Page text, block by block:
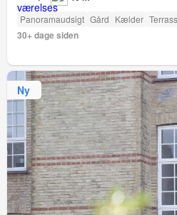
Panoramaudsigt Gård Kælder
30+ dage siden
Ny